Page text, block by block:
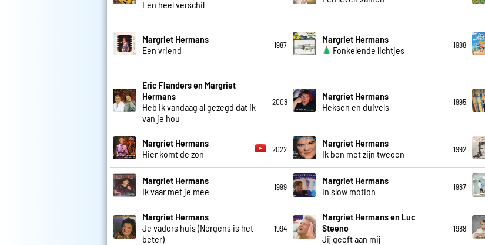
Een heel verschil
Margriet Hermans
Een vriend
1987
Margriet Hermans
Fonkelende lichtjes
1988
Eric Flanders en Margriet
Hermans
Heb ik vandaag al gezegd dat ik
van je hou
2008
Margriet Hermans
Heksen en duivels
1995
Margriet Hermans
Hier komt de zon
2022
Margriet Hermans
Ik ben met zijn tweeen
1992
Margriet Hermans
Ik vaar met je mee
1999
Margriet Hermans
In slow motion
1987
Margriet Hermans
Je vaders huis (Nergens is het
beter)
1994
Margriet Hermans en Luc
Steeno
Jij geeft aan mij
1988